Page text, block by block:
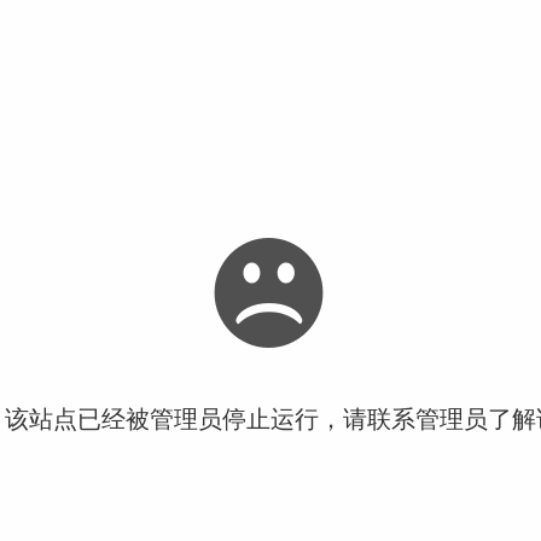
站点已经被管理员停止运行，请联系管理员了